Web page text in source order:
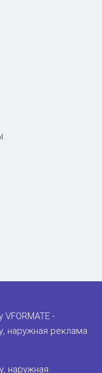
-
наружная реклама
наружная